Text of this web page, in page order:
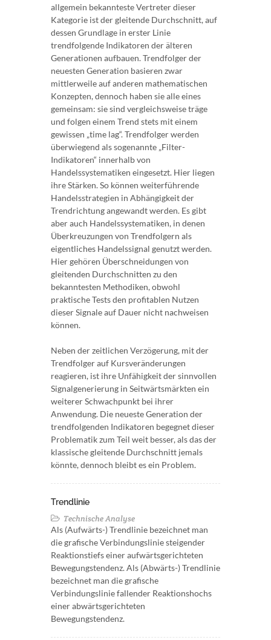
allgemein bekannteste Vertreter dieser
Kategorie ist der gleitende Durchschnitt, auf
dessen Grundlage in erster Linie
trendfolgende Indikatoren der älteren
Generationen aufbauen. Trendfolger der
neuesten Generation basieren zwar
mittlerweile auf anderen mathematischen
Konzepten, dennoch haben sie alle eines
gemeinsam: sie sind vergleichsweise träge
und folgen einem Trend stets mit einem
gewissen „time lag“. Trendfolger werden
überwiegend als sogenannte „Filter-
Indikatoren“ innerhalb von
Handelssystematiken eingesetzt. Hier liegen
ihre Stärken. So können weiterführende
Handelsstrategien in Abhängigkeit der
Trendrichtung angewandt werden. Es gibt
aber auch Handelssystematiken, in denen
Überkreuzungen von Trendfolgern als
eigentliches Handelssignal genutzt werden.
Hier gehören Überschneidungen von
gleitenden Durchschnitten zu den
bekanntesten Methodiken, obwohl
praktische Tests den profitablen Nutzen
dieser Signale auf Dauer nicht nachweisen
können.
Neben der zeitlichen Verzögerung, mit der
Trendfolger auf Kursveränderungen
reagieren, ist ihre Unfähigkeit der sinnvollen
Signalgenerierung in Seitwärtsmärkten ein
weiterer Schwachpunkt bei ihrer
Anwendung. Die neueste Generation der
trendfolgenden Indikatoren begegnet dieser
Problematik zum Teil weit besser, als das der
klassische gleitende Durchschnitt jemals
könnte, dennoch bleibt es ein Problem.
Trendlinie
Technische Analyse
Als (Aufwärts-) Trendlinie bezeichnet man
die grafische Verbindungslinie steigender
Reaktionstiefs einer aufwärtsgerichteten
Bewegungstendenz. Als (Abwärts-) Trendlinie
bezeichnet man die grafische
Verbindungslinie fallender Reaktionshochs
einer abwärtsgerichteten
Bewegungstendenz.